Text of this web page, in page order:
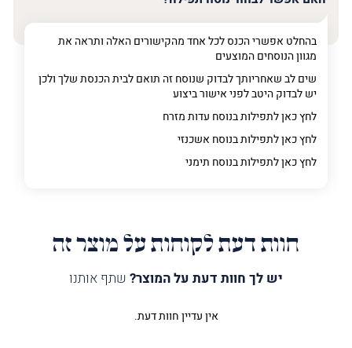
בהחלט אפשרי הכנס לכל אחד מהקישורים האלה ותראה את
מגוון הנוסחים המוצעים
שים לב שאחריותך לבדוק שנוסח זה תואם לבית הכנסת שלך ולכן
יש לבדוק היטב לפני אישור ביצוע
לחץ כאן לתפילות בנוסח עדות מזרח
לחץ כאן לתפילות בנוסח אשכנזי
לחץ כאן לתפילות בנוסח תימני
חוות דעת לקוחות על מוצר זה
יש לך חוות דעת על המוצר? שתף אותנו
אין עדיין חוות דעת.